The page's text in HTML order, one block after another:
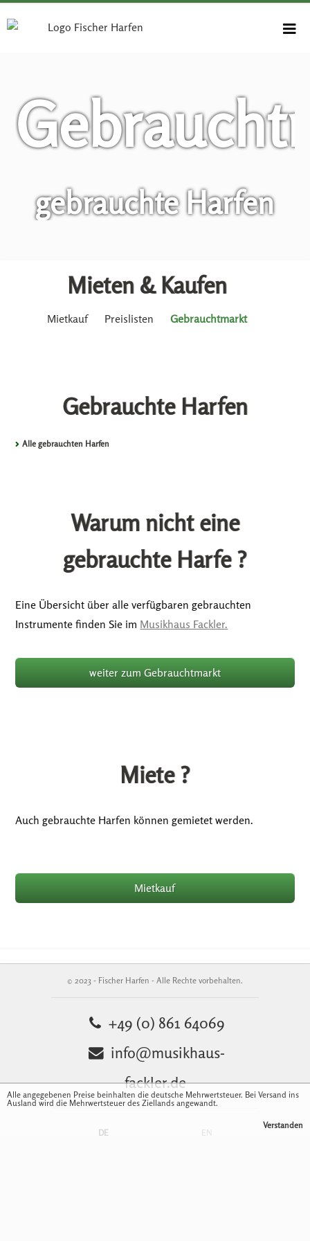
gebrauchte Harfen
Mieten & Kaufen
Mietkauf Preislisten Gebrauchtmarkt
Gebrauchte Harfen
Alle gebrauchten Harfen
Warum nicht eine
gebrauchte Harfe ?
Eine Übersicht über alle verfügbaren gebrauchten
Instrumente finden Sie im Musikhaus Fackler.
weiter zum Gebrauchtmarkt
Miete ?
Auch gebrauchte Harfen können gemietet werden.
Mietkauf
© 2023 - Fischer Harfen - Alle Rechte vorbehalten.
+49 (0) 861 64069
info@musikhaus-
fackler.de
DE EN
Alle angegebenen Preise beinhalten die deutsche Mehrwertsteuer. Bei Versand ins
Ausland wird die Mehrwertsteuer des Ziellands angewandt.
Verstanden